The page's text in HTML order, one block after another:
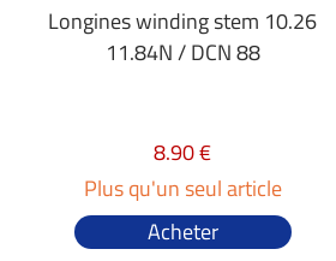
Longines winding stem 10.26
11.84N / DCN 88
8.90 €
Plus qu'un seul article
Acheter